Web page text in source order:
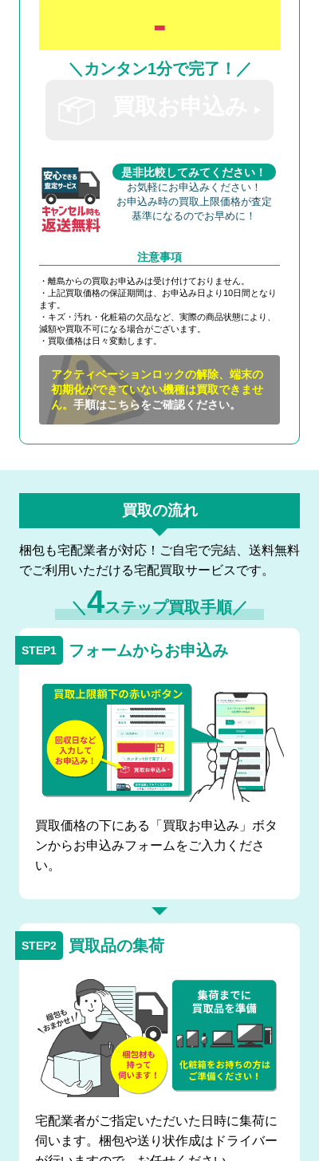
-
＼カンタン1分で完了！／
是非比較してみてください！
お気軽にお申込みください！
お申込み時の買取上限価格が査定
基準になるのでお早めに！
注意事項
・離島からの買取お申込みは受け付けておりません。
・上記買取価格の保証期間は、お申込み日より10日間となり
ます。
・キズ・汚れ・化粧箱の欠品など、実際の商品状態により、
減額や買取不可になる場合がございます。
・買取価格は日々変動します。
アクティベーションロックの解除、端末の
初期化ができていない機種は買取できませ
ん。手順はこちらをご確認ください。
買取の流れ
梱包も宅配業者が対応！ご自宅で完結、送料無料
でご利用いただける宅配買取サービスです。
＼4ステップ買取手順／
フォームからお申込み
買取価格の下にある「買取お申込み」ボタ
ンからお申込みフォームをご入力くださ
い。
買取品の集荷
宅配業者がご指定いただいた日時に集荷に
伺います。梱包や送り状作成はドライバー